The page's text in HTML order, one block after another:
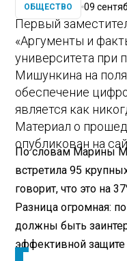
ОБЩЕСТВО 09
Первый
«Аргументы и
университета при
Мишункина на
обеспечение
является как
Материал о
опубликован на
По словам Марины
встретила 95
говорит, что это на
Разница огромная:
должны быть
эффективной